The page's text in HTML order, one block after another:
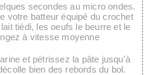
secondes au micro ondes.
votre batteur équipé du crochet
tiédi, les oeufs le beurre et le
à vitesse moyenne
et pétrissez la pâte jusqu'à
bien des rebords du bol.